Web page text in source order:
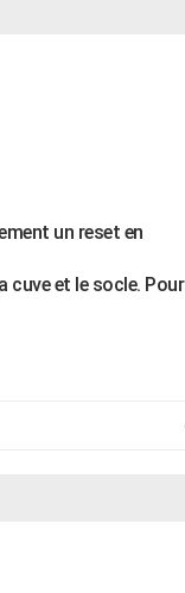
un reset en
cuve et le socle. Pour